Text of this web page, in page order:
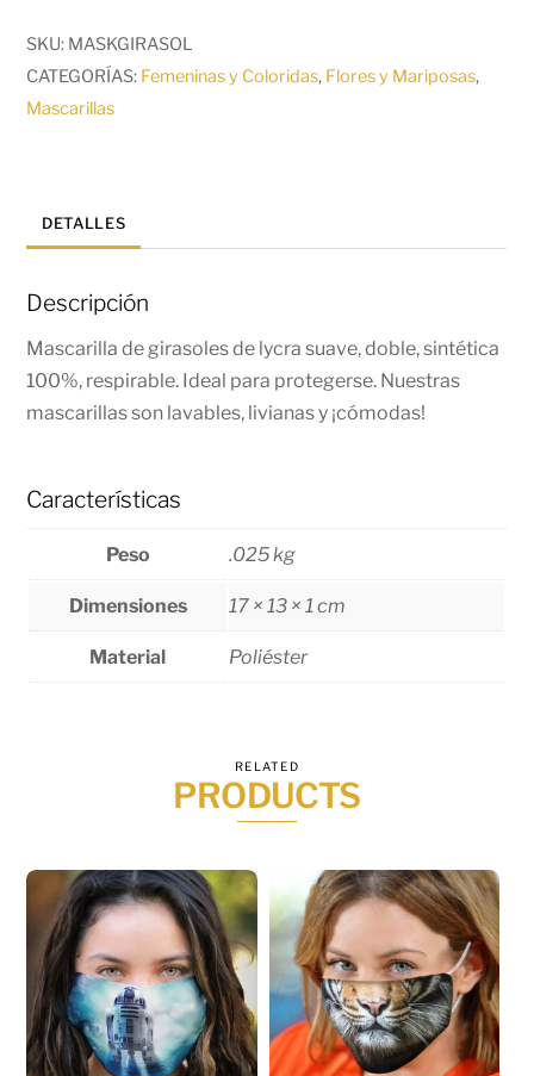
SKU: MASKGIRASOL
CATEGORÍAS: Femeninas y Coloridas, Flores y Mariposas,
Mascarillas
DETALLES
Descripción
Mascarilla de girasoles de lycra suave, doble, sintética
100%, respirable. Ideal para protegerse. Nuestras
mascarillas son lavables, livianas y ¡cómodas!
Características
Peso .025 kg
Dimensiones 17 × 13 × 1 cm
Material Poliéster
RELATED
PRODUCTS